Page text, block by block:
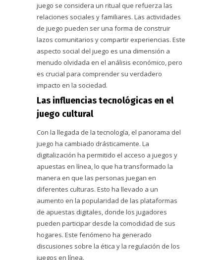
juego se considera un ritual que refuerza las
relaciones sociales y familiares. Las actividades
de juego pueden ser una forma de construir
lazos comunitarios y compartir experiencias. Este
aspecto social del juego es una dimensión a
menudo olvidada en el análisis económico, pero
es crucial para comprender su verdadero
impacto en la sociedad.
Las influencias tecnológicas en el
juego cultural
Con la llegada de la tecnología, el panorama del
juego ha cambiado drásticamente. La
digitalización ha permitido el acceso a juegos y
apuestas en línea, lo que ha transformado la
manera en que las personas juegan en
diferentes culturas. Esto ha llevado a un
aumento en la popularidad de las plataformas
de apuestas digitales, donde los jugadores
pueden participar desde la comodidad de sus
hogares. Este fenómeno ha generado
discusiones sobre la ética y la regulación de los
juegos en línea.